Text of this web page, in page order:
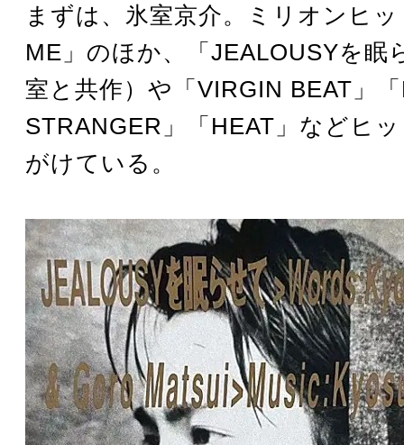
まずは、氷室京介。ミリオンヒ
ME」のほか、「JEALOUSYを眠
室と共作）や「VIRGIN BEAT」
STRANGER」「HEAT」などヒ
がけている。